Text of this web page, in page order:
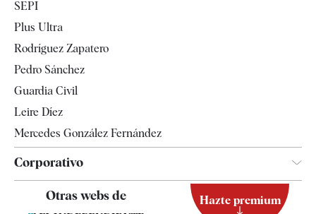
Televisión
SEPI
Plus Ultra
Rodríguez Zapatero
Pedro Sánchez
Guardia Civil
Leire Díez
Mercedes González Fernández
Corporativo
Contacto
Otras webs de Hazte premium